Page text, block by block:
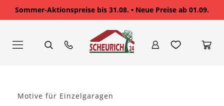
Sommer-Aktionspreise bis 31.08. • Neue Preise ab 01.09.
springen
Motive für Einzelgaragen